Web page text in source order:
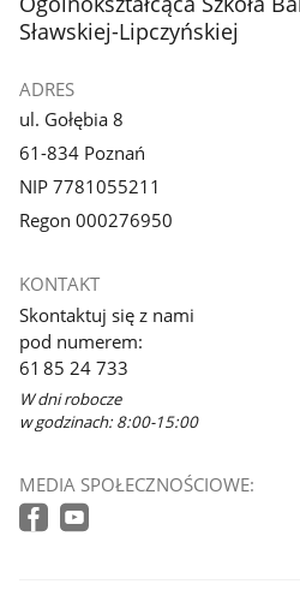
Sławskiej-Lipczyńskiej
ADRES
ul. Gołębia 8
61-834 Poznań
NIP 7781055211
Regon 000276950
KONTAKT
Skontaktuj się z nami
pod numerem:
61 85 24 733
W dni robocze
w godzinach: 8:00-15:00
MEDIA SPOŁECZNOŚCIOWE: